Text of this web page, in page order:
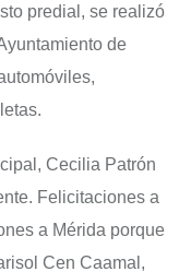
predial, se realizó
de
Cecilia Patrón
Felicitaciones a
a Mérida porque
Cen Caamal,